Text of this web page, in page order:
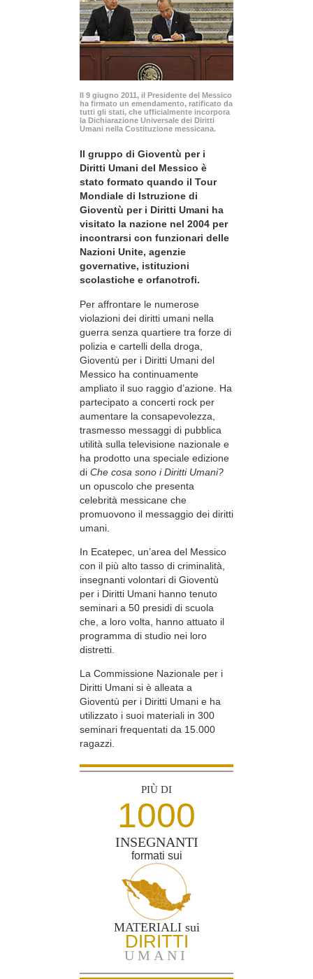
Il 9 giugno 2011, il Presidente del Messico
ha firmato un emendamento, ratificato da
tutti gli stati, che ufficialmente incorpora
la Dichiarazione Universale dei Diritti
Umani nella Costituzione messicana.
Il gruppo di Gioventù per i
Diritti Umani del Messico è
stato formato quando il Tour
Mondiale di Istruzione di
Gioventù per i Diritti Umani ha
visitato la nazione nel 2004 per
incontrarsi con funzionari delle
Nazioni Unite, agenzie
governative, istituzioni
scolastiche e orfanotrofi.
Per affrontare le numerose
violazioni dei diritti umani nella
guerra senza quartiere tra forze di
polizia e cartelli della droga,
Gioventù per i Diritti Umani del
Messico ha continuamente
ampliato il suo raggio d’azione. Ha
partecipato a concerti rock per
aumentare la consapevolezza,
trasmesso messaggi di pubblica
utilità sulla televisione nazionale e
ha prodotto una speciale edizione
di Che cosa sono i Diritti Umani?
un opuscolo che presenta
celebrità messicane che
promuovono il messaggio dei diritti
umani.
In Ecatepec, un’area del Messico
con il più alto tasso di criminalità,
insegnanti volontari di Gioventù
per i Diritti Umani hanno tenuto
seminari a 50 presidi di scuola
che, a loro volta, hanno attuato il
programma di studio nei loro
distretti.
La Commissione Nazionale per i
Diritti Umani si è alleata a
Gioventù per i Diritti Umani e ha
utilizzato i suoi materiali in 300
seminari frequentati da 15.000
ragazzi.
PIÙ DI
1000
INSEGNANTI
formati sui
MATERIALI sui
DIRITTI
UMANI